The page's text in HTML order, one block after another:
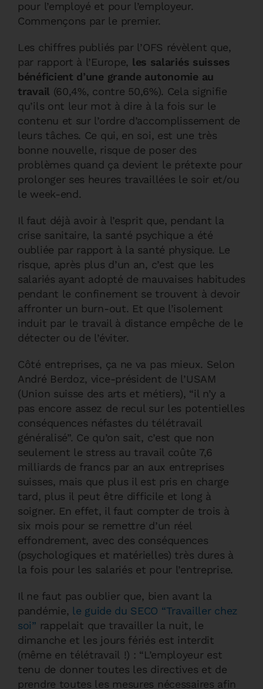
pour l’employé et pour l’employeur.
Commençons par le premier.
Les chiffres publiés par l’OFS révèlent que,
par rapport à l’Europe, les salariés suisses
bénéficient d’une grande autonomie au
travail (60,4%, contre 50,6%). Cela signifie
qu’ils ont leur mot à dire à la fois sur le
contenu et sur l’ordre d’accomplissement de
leurs tâches. Ce qui, en soi, est une très
bonne nouvelle, risque de poser des
problèmes quand ça devient le prétexte pour
prolonger ses heures travaillées le soir et/ou
le week-end.
Il faut déjà avoir à l’esprit que, pendant la
crise sanitaire, la santé psychique a été
oubliée par rapport à la santé physique. Le
risque, après plus d’un an, c’est que les
salariés ayant adopté de mauvaises habitudes
pendant le confinement se trouvent à devoir
affronter un burn-out. Et que l’isolement
induit par le travail à distance empêche de le
détecter ou de l’éviter.
Côté entreprises, ça ne va pas mieux. Selon
André Berdoz, vice-président de l’USAM
(Union suisse des arts et métiers), “il n’y a
pas encore assez de recul sur les potentielles
conséquences néfastes du télétravail
généralisé”. Ce qu’on sait, c’est que non
seulement le stress au travail coûte 7,6
milliards de francs par an aux entreprises
suisses, mais que plus il est pris en charge
tard, plus il peut être difficile et long à
soigner. En effet, il faut compter de trois à
six mois pour se remettre d’un réel
effondrement, avec des conséquences
(psychologiques et matérielles) très dures à
la fois pour les salariés et pour l’entreprise.
Il ne faut pas oublier que, bien avant la
pandémie, le guide du SECO “Travailler chez
soi” rappelait que travailler la nuit, le
dimanche et les jours fériés est interdit
(même en télétravail !) : “L’employeur est
tenu de donner toutes les directives et de
prendre toutes les mesures nécessaires afin